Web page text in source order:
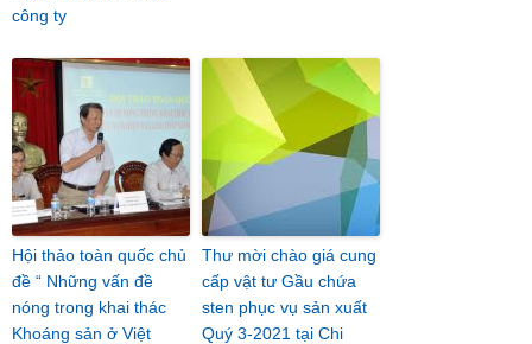
công ty
Hội thảo toàn quốc chủ
đề “ Những vấn đề
nóng trong khai thác
Khoáng sản ở Việt
Thư mời chào giá cung
cấp vật tư Gầu chứa
sten phục vụ sản xuất
Quý 3-2021 tại Chi